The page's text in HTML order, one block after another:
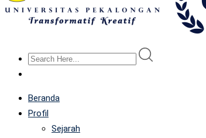
Beranda
Profil
Sejarah